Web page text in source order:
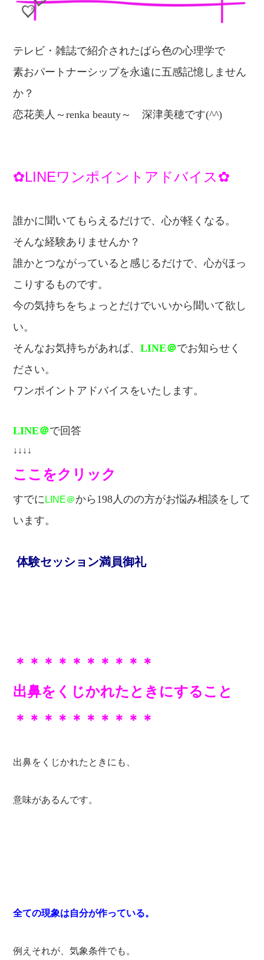
テレビ・雑誌で紹介されたばら色の心理学で
素おパートナーシップを永遠に五感記憶しません
か？
恋花美人～renka beauty～深津美穂です(^^)
✿LINEワンポイントアドバイス✿
誰かに聞いてもらえるだけで、心が軽くなる。
そんな経験ありませんか？
誰かとつながっていると感じるだけで、心がほっ
こりするものです。
今の気持ちをちょっとだけでいいから 聞いて欲し
い。
そんなお気持ちがあれば、LINE＠でお知らせく
ださい。
ワンポイントアドバイスをいたします。
LINE＠で回答
↓↓↓↓
ここをクリック
すでに LINE＠から198人のの方がお悩み相談をして
います。
体験セッション満員御礼
＊＊＊＊＊＊＊＊＊＊
出鼻をくじかれたときにすること
＊＊＊＊＊＊＊＊＊＊
出鼻をくじかれたときにも、
意味があるんです。
全ての現象は自分が作っている。
例えそれが、気象条件でも。